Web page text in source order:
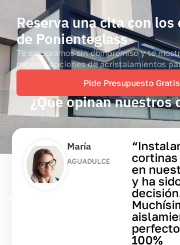
Reserva una cita con los
de Ponienteglass
Te asesoramos sin compromiso y te
mejores opciones de acristalamientos
Pide Presupuesto Gratis
¿Que opinan nuestros
José M.
ROQUETAS DE
“Muy
todo:
diseño y
El
tal cual
dijeron,